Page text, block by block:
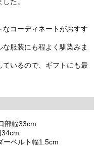
コーディネートがおすす
服装にも程よく馴染みま
いるので、ギフトにも最
部幅33cm
ーベルト幅1.5cm